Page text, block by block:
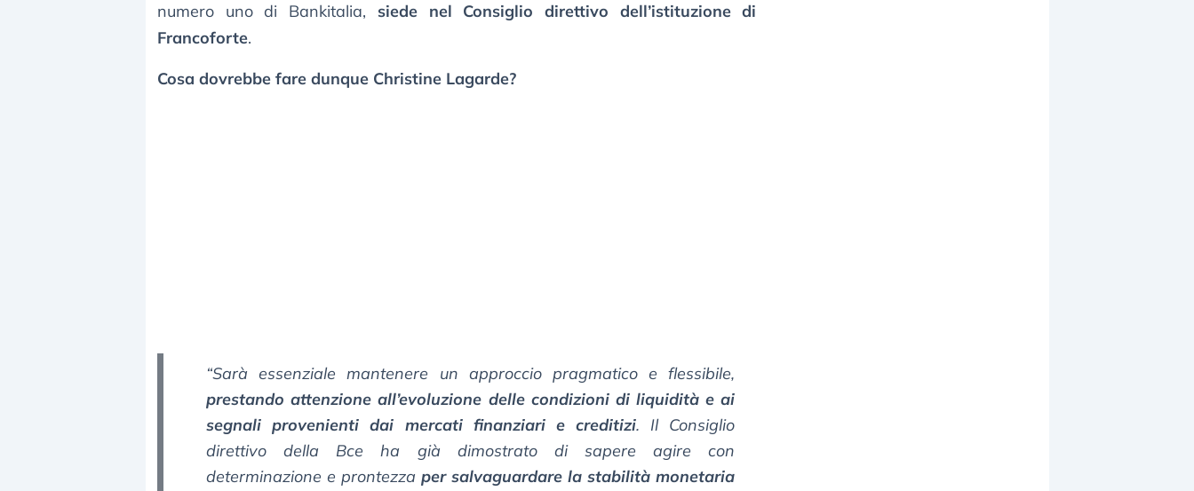
numero uno di Bankitalia, siede nel Consiglio direttivo dell’istituzione di
Francoforte.
Cosa dovrebbe fare dunque Christine Lagarde?
“Sarà essenziale mantenere un approccio pragmatico e flessibile,
prestando attenzione all’evoluzione delle condizioni di liquidità e ai
segnali provenienti dai mercati finanziari e creditizi. Il Consiglio
direttivo della Bce ha già dimostrato di sapere agire con
determinazione e prontezzaper salvaguardare la stabilità monetaria